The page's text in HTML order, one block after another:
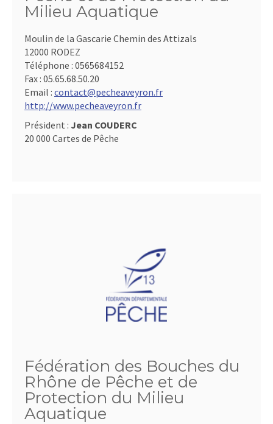
Milieu Aquatique
Moulin de la Gascarie Chemin des Attizals
12000 RODEZ
Téléphone : 0565684152
Fax : 05.65.68.50.20
Email : contact@pecheaveyron.fr
http://www.pecheaveyron.fr
Président : Jean COUDERC
20 000 Cartes de Pêche
Fédération des Bouches du
Rhône de Pêche et de
Protection du Milieu
Aquatique